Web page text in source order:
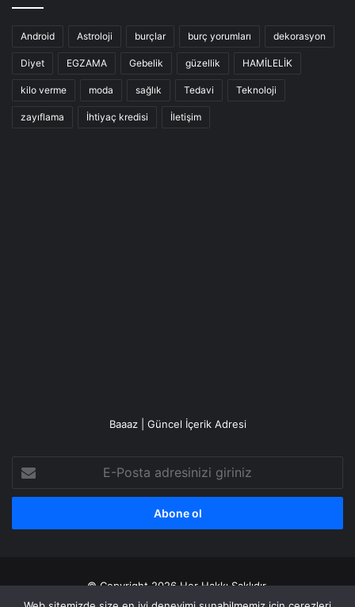
Android Astroloji burçlar burç yorumları dekorasyon
Diyet EGZAMA Gebelik güzellik HAMİLELİK
kilo verme moda sağlık Tedavi Teknoloji
zayıflama İhtiyaç kredisi İletişim
Baaaz | Güncel İçerik Adresi
Posta
adresinizi
© Copyright 2026 Her Hakkı Saklıdır.